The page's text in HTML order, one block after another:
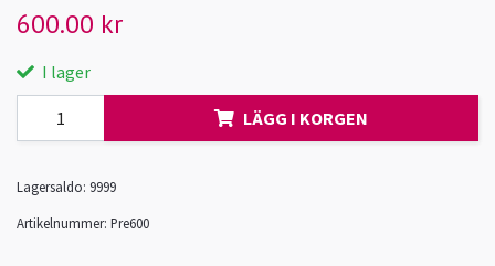
600.00 kr
I lager
LÄGG I KORGEN
Lagersaldo: 9999
Artikelnummer: Pre600